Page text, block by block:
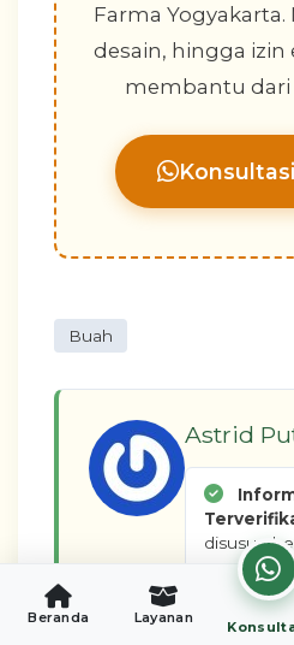
Farma Yogyakarta.
desain, hingga izin
membantu dari
Buah
Astrid
disusun
formulasi
Putra
Beranda Layanan